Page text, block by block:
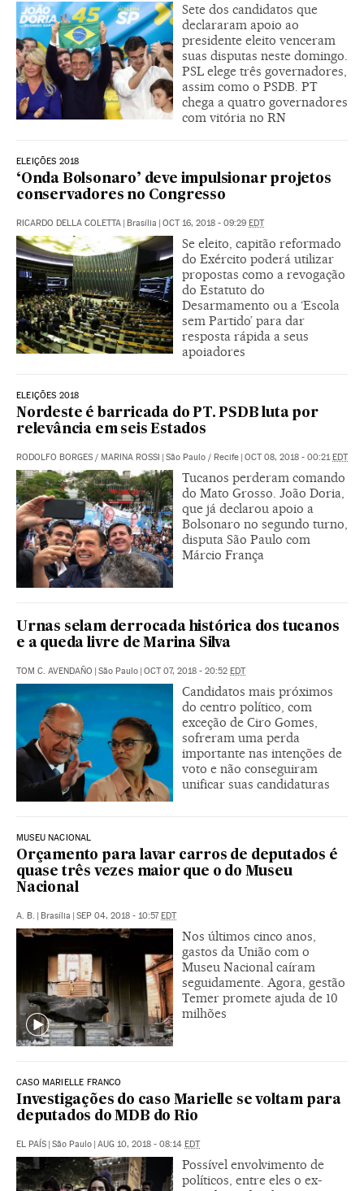
Sete dos candidatos que
declararam apoio ao
presidente eleito venceram
suas disputas neste domingo.
PSL elege três governadores,
assim como o PSDB. PT
chega a quatro governadores
com vitória no RN
ELEIÇÕES 2018
‘Onda Bolsonaro’ deve impulsionar projetos
conservadores no Congresso
RICARDO DELLA COLETTA | Brasília | OCT 16, 2018 - 09:29 EDT
Se eleito, capitão reformado
do Exército poderá utilizar
propostas como a revogação
do Estatuto do
Desarmamento ou a ‘Escola
sem Partido’ para dar
resposta rápida a seus
apoiadores
ELEIÇÕES 2018
Nordeste é barricada do PT. PSDB luta por
relevância em seis Estados
RODOLFO BORGES / MARINA ROSSI | São Paulo / Recife | OCT 08, 2018 - 00:21EDT
Tucanos perderam comando
do Mato Grosso. João Doria,
que já declarou apoio a
Bolsonaro no segundo turno,
disputa São Paulo com
Márcio França
Urnas selam derrocada histórica dos tucanos
e a queda livre de Marina Silva
TOM C. AVENDAÑO | São Paulo | OCT 07, 2018 - 20:52 EDT
Candidatos mais próximos
do centro político, com
exceção de Ciro Gomes,
sofreram uma perda
importante nas intenções de
voto e não conseguiram
unificar suas candidaturas
MUSEU NACIONAL
Orçamento para lavar carros de deputados é
quase três vezes maior que o do Museu
Nacional
A. B. | Brasília | SEP 04, 2018 - 10:57EDT
Nos últimos cinco anos,
gastos da União com o
Museu Nacional caíram
seguidamente. Agora, gestão
Temer promete ajuda de 10
milhões
CASO MARIELLE FRANCO
Investigações do caso Marielle se voltam para
deputados do MDB do Rio
EL PAÍS | São Paulo | AUG 10, 2018 - 08:14 EDT
Possível envolvimento de
políticos, entre eles o ex-